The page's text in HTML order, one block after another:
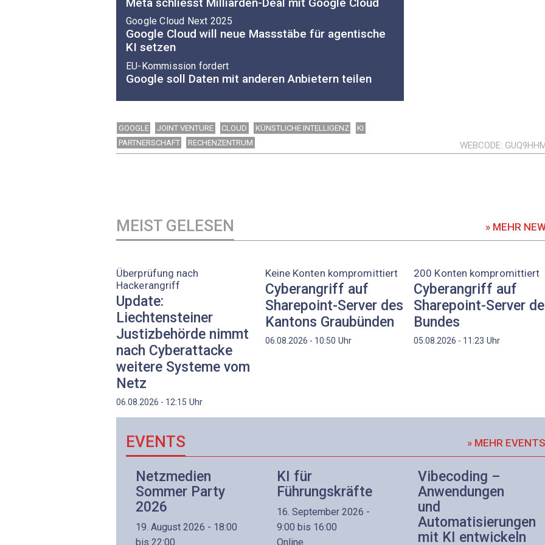
Google Cloud Next 2025
Google Cloud will neue Massstäbe für agentische
KI setzen
EU-Kommission fordert
Google soll Daten mit anderen Anbietern teilen
GOOGLE JOINT VENTURE CLOUD KÜNSTLICHE INTELLIGENZ
KI
PARTNERSCHAFT
RECHENZENTRUM WEBCODE
MEIST GELESEN » MEHR
Überprüfung nach
Hackerangriff
Update:
Liechtensteiner
Justizbehörde nimmt
nach Cyberattacke
weitere Systeme vom
Netz
06.08.2026 - 12:15 Uhr
Keine Konten kompromittiert
Cyberangriff auf
Sharepoint-Server des
Kantons Graubünden
06.08.2026 - 10:50 Uhr
200 Konten kompromittiert
Cyberangriff auf
Sharepoint-Server
Bundes
05.08.2026 - 11:23 Uhr
EVENTS » MEHR EVENTS
Netzmedien
Sommer Party
2026
19. August 2026 - 18:00
bis 22:00
KI für
Führungskräfte
16. September 2026 -
9:00 bis 16:00
Online
Vibecoding –
Anwendungen
und
Automatisierungen
mit KI entwickeln